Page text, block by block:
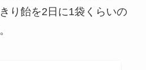
り飴を2日に1袋くらいの